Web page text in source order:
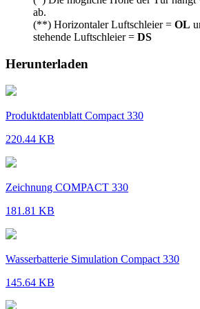
ab.
(**) Horizontaler Luftschleier = OL
stehende Luftschleier = DS
Herunterladen
Produktdatenblatt Compact 330
220.44 KB
Zeichnung COMPACT 330
181.81 KB
Wasserbatterie Simulation Compact 330
145.64 KB